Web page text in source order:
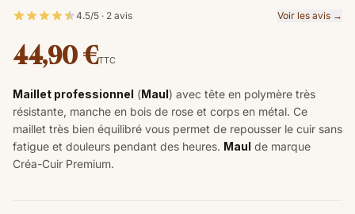
4.5/5 · 2 avis Voir les avis →
44,90 €TTC
Maillet professionnel (Maul) avec tête en polymère très
résistante, manche en bois de rose et corps en métal. Ce
maillet très bien équilibré vous permet de repousser le cuir sans
fatigue et douleurs pendant des heures. Maul de marque
Créa-Cuir Premium.